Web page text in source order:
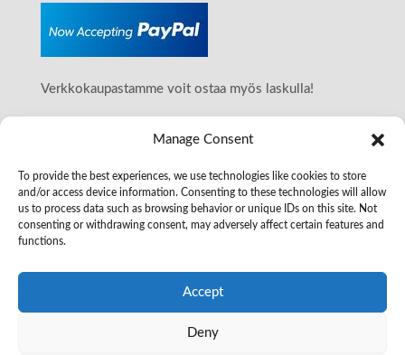
Manage Consent
To provide the best experiences, we use technologies like cookies to store
and/or access device information. Consenting to these technologies will allow
us to process data such as browsing behavior or unique IDs on this site. Not
consenting or withdrawing consent, may adversely affect certain features and
functions.
Accept
Deny
Verkkokaupastamme voit ostaa myös laskulla!
Smarter Surfaces Finland
+358509117993
Y-tunnus: 2587122-4
posti@smartersurfaces.fi
www.smartersurfaces.fi